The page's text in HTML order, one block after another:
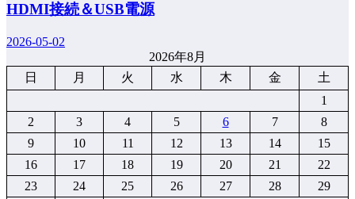
HDMI接続＆USB電源
2026-05-02
2026年8月
日
月 火 水 木 金
土
1
2
3 4 5 6 7
8
9
10 11 12 13 14
15
16
17 18 19 20 21
22
23
24 25 26 27 28
29